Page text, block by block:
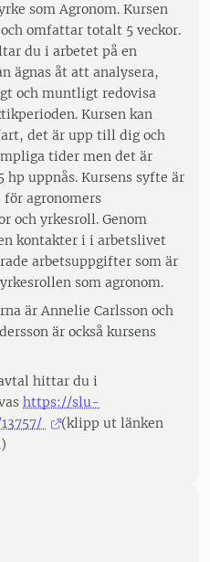
som Agronom. Kursen
omfattar totalt 5 veckor.
du i arbetet på en
ägnas åt att analysera,
och muntligt redovisa
Kursen kan
det är upp till dig och
tider men det är
uppnås. Kursens syfte är
agronomers
och yrkesroll. Genom
kontakter i i arbetslivet
arbetsuppgifter som är
som agronom.
är Annelie Carlsson och
är också kursens
hittar du i
https://slu-
(klipp ut länken